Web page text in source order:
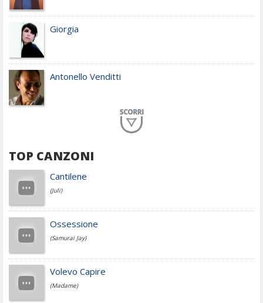
Giorgia
Antonello Venditti
Achille Lauro
Cesare Cremonini
Jovanotti
TOP CANZONI
Cantilene
(Juli)
Ossessione
(Samurai Jay)
Volevo Capire
(Madame)